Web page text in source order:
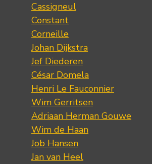
Cassigneul
Constant
Corneille
Johan Dijkstra
Jef Diederen
César Domela
Henri Le Fauconnier
Wim Gerritsen
Adriaan Herman Gouwe
Wim de Haan
Job Hansen
Jan van Heel